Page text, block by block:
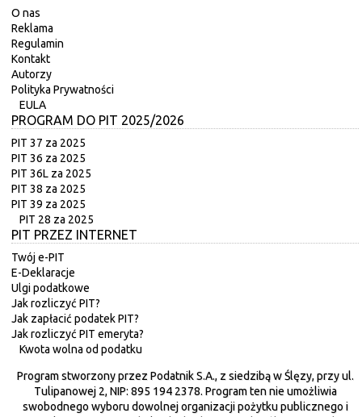
O nas
Reklama
Regulamin
Kontakt
Autorzy
Polityka Prywatności
EULA
PROGRAM DO PIT 2025/2026
PIT 37 za 2025
PIT 36 za 2025
PIT 36L za 2025
PIT 38 za 2025
PIT 39 za 2025
PIT 28 za 2025
PIT PRZEZ INTERNET
Twój e-PIT
E-Deklaracje
Ulgi podatkowe
Jak rozliczyć PIT?
Jak zapłacić podatek PIT?
Jak rozliczyć PIT emeryta?
Kwota wolna od podatku
Program stworzony przez Podatnik S.A., z siedzibą w Ślęzy, przy ul.
Tulipanowej 2, NIP: 895 194 2378. Program ten nie umożliwia
swobodnego wyboru dowolnej organizacji pożytku publicznego i